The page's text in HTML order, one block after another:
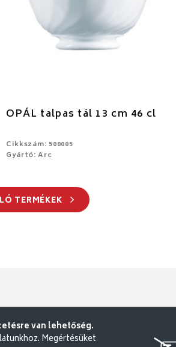
OPÁL talpas tál 13 cm 46 cl
Cikkszám: 500005
Gyártó: Arc
TERMÉKEK
van lehetőség.
Megértésüket